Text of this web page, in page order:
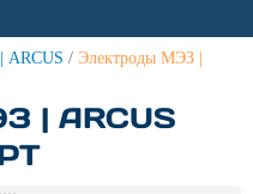
/ Электроды МЭЗ |
| ARCUS